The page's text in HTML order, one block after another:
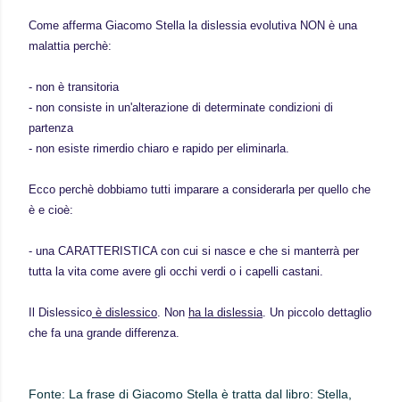
Come afferma Giacomo Stella la dislessia evolutiva NON è una
malattia perchè:
- non è transitoria
- non consiste in un'alterazione di determinate condizioni di
partenza
- non esiste rimerdio chiaro e rapido per eliminarla.
Ecco perchè dobbiamo tutti imparare a considerarla per quello che
è e cioè:
- una CARATTERISTICA con cui si nasce e che si manterrà per
tutta la vita come avere gli occhi verdi o i capelli castani.
Il Dislessico è dislessico. Non ha la dislessia. Un piccolo dettaglio
che fa una grande differenza.
Fonte: La frase di Giacomo Stella è tratta dal libro: Stella,